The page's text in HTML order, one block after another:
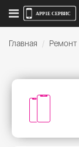
Главная Ремонт